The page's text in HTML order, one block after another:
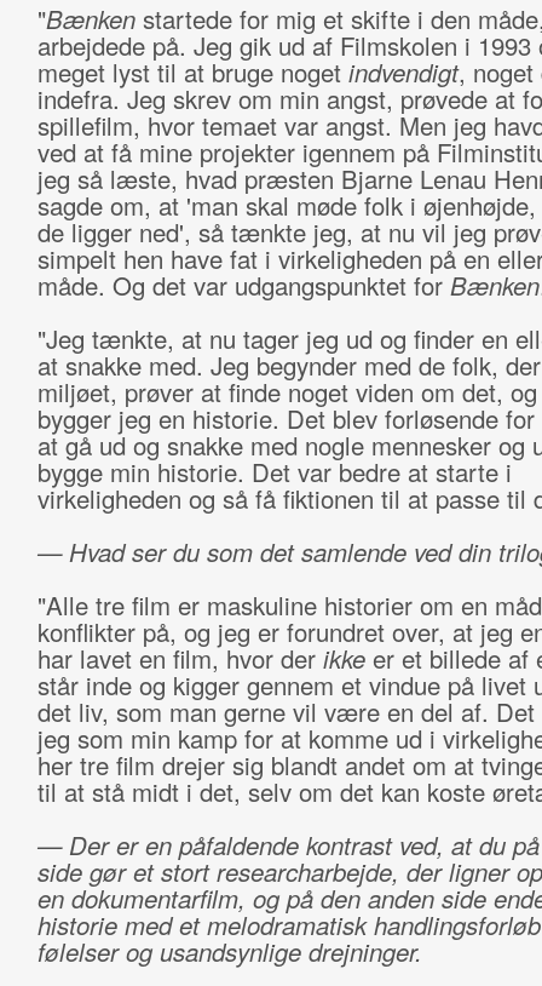
"Bænkenstartede for mig et skifte i den
arbejdede på. Jeg gik ud af Filmskolen i 1993
meget lyst til at bruge noget indvendigt, noget
indefra. Jeg skrev om min angst, prøvede at
spillefilm, hvor temaet var angst. Men jeg
ved at få mine projekter igennem på
jeg så læste, hvad præsten Bjarne Lenau
sagde om, at 'man skal møde folk i
de ligger ned', så tænkte jeg, at nu vil jeg
simpelt hen have fat i virkeligheden på en
måde. Og det var udgangspunktet for Bænken
"Jeg tænkte, at nu tager jeg ud og finder en
at snakke med. Jeg begynder med de folk,
miljøet, prøver at finde noget viden om det,
bygger jeg en historie. Det blev forløsende
at gå ud og snakke med nogle mennesker og
bygge min historie. Det var bedre at starte i
virkeligheden og så få fiktionen til at passe til
— Hvad ser du som det samlende ved din
"Alle tre film er maskuline historier om en
konflikter på, og jeg er forundret over, at jeg
har lavet en film, hvor der ikkeer et billede af
står inde og kigger gennem et vindue på livet
det liv, som man gerne vil være en del af. Det
jeg som min kamp for at komme ud i
her tre film drejer sig blandt andet om at
til at stå midt i det, selv om det kan koste
— Der er en påfaldende kontrast ved, at du
side gør et stort researcharbejde, der ligner
en dokumentarfilm, og på den anden side
historie med et melodramatisk
følelser og usandsynlige drejninger.